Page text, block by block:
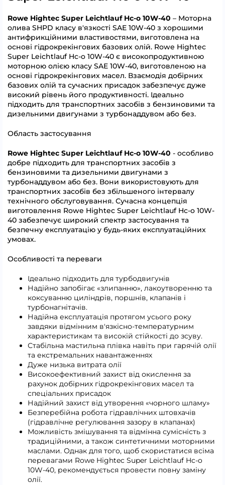
Rowe Hightec Super Leichtlauf Hc-o 10W-40 – Моторна
олива SHPD класу в'язкості SAE 10W-40 з хорошими
антифрикційними властивостями, виготовлена на
основі гідрокрекінгових базових олій. Rowe Hightec
Super Leichtlauf Hc-o 10W-40 є високопродуктивною
моторною олією класу SAE 10W-40, виготовленою на
основі гідрокрекінгових масел. Взаємодія добірних
базових олій та сучасних присадок забезпечує дуже
високий рівень його продуктивності. Ідеально
підходить для транспортних засобів з бензиновими та
дизельними двигунами з турбонаддувом або без.
Область застосування
Rowe Hightec Super Leichtlauf Hc-o 10W-40 - особливо
добре підходить для транспортних засобів з
бензиновими та дизельними двигунами з
турбонаддувом або без. Вони використовують для
транспортних засобів без збільшеного інтервалу
технічного обслуговування. Сучасна концепція
виготовлення Rowe Hightec Super Leichtlauf Hc-o 10W-
40 забезпечує широкий спектр застосування та
безпечну експлуатацію у будь-яких експлуатаційних
умовах.
Особливості та переваги
Ідеально підходить для турбодвигунів
Надійно запобігає «злипанню», лакоутворенню та
коксуванню циліндрів, поршнів, клапанів і
турбонагнітачів.
Надійна експлуатація протягом усього року
завдяки відмінним в'язкісно-температурним
характеристикам та високій стійкості до зсуву.
Стабільна мастильна плівка навіть при гарячій олії
та екстремальних навантаженнях
Дуже низька витрата олії
Високоефективний захист від окислення за
рахунок добірних гідрокрекінгових масел та
спеціальних присадок
Надійний захист від утворення «чорного шламу»
Безперебійна робота гідравлічних штовхачів
(гідравлічне регулювання зазору в клапанах)
Можливість змішування та відмінна сумісність з
традиційними, а також синтетичними моторними
маслами. Однак для того, щоб скористатися всіма
перевагами Rowe Hightec Super Leichtlauf Hc-o
10W-40, рекомендується провести повну заміну
олії.